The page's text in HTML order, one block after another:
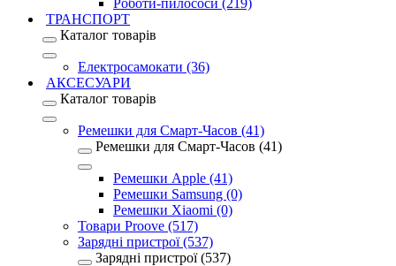
Роботи-пилососи (219)
ТРАНСПОРТ
Каталог товарів
Електросамокати (36)
АКСЕСУАРИ
Каталог товарів
Ремешки для Смарт-Часов (41)
Ремешки для Смарт-Часов (41)
Ремешки Apple (41)
Ремешки Samsung (0)
Ремешки Xiaomi (0)
Товари Proove (517)
Зарядні пристрої (537)
Зарядні пристрої (537)